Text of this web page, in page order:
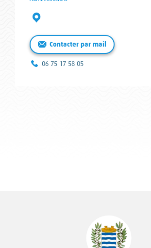
Adresse :
Contacter par mail
Téléphone :
06 75 17 58 05